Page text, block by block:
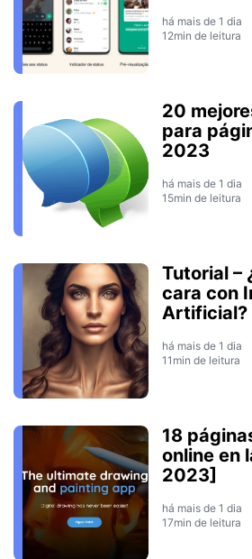
há mais de 1 dia
12min de leitura
20
para
2023
há mais de 1 dia
15min de leitura
Tutorial –
cara con
Artificial?
há mais de 1 dia
11min de leitura
18
online en
2023]
há mais de 1 dia
17min de leitura